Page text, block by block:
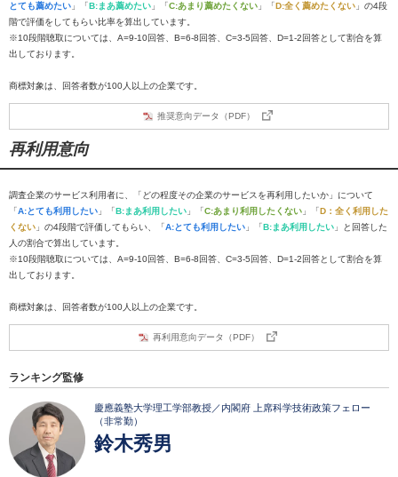
とても薦めたい 」「B:まあ薦めたい 」「C:あまり薦めたくない 」「D:全く薦めたくない 」の4段
階で評価をしてもらい比率を算出しています。
※10段階聴取については、A=9-10回答、B=6-8回答、C=3-5回答、D=1-2回答として割合を算
出しております。
商標対象は、回答者数が100人以上の企業です。
推奨意向データ（PDF）
再利用意向
調査企業のサービス利用者に、「どの程度その企業のサービスを再利用したいか」について
「A:とても利用したい 」「B:まあ利用したい 」「C:あまり利用したくない 」「D：全く利用した
くない 」の4段階で評価してもらい、「A:とても利用したい 」「B:まあ利用したい 」と回答した
人の割合で算出しています。
※10段階聴取については、A=9-10回答、B=6-8回答、C=3-5回答、D=1-2回答として割合を算
出しております。
商標対象は、回答者数が100人以上の企業です。
再利用意向データ（PDF）
ランキング監修
慶應義塾大学理工学部教授／内閣府 上席科学技術政策フェロー
（非常勤）
鈴木秀男